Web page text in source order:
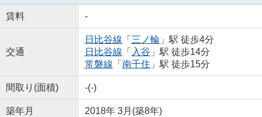
賃料 -
交通
日比谷線 「 三ノ輪」駅 徒歩4分
日比谷線 「 入谷 」駅 徒歩14分
常磐線 「 南千住 」駅 徒歩15分
間取り(面積) -(-)
築年月 2018年 3月(築8年)